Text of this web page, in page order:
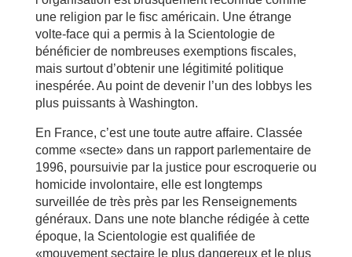
une religion par le fisc américain. Une étrange
volte-face qui a permis à la Scientologie de
bénéficier de nombreuses exemptions fiscales,
mais surtout d’obtenir une légitimité politique
inespérée. Au point de devenir l’un des lobbys les
plus puissants à Washington.
En France, c’est une toute autre affaire. Classée
comme «secte» dans un rapport parlementaire de
1996, poursuivie par la justice pour escroquerie ou
homicide involontaire, elle est longtemps
surveillée de très près par les Renseignements
généraux. Dans une note blanche rédigée à cette
époque, la Scientologie est qualifiée de
«mouvement sectaire le plus dangereux et le plus